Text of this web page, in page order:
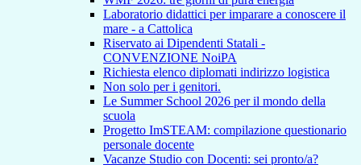
Laboratorio didattici per imparare a conoscere il
mare - a Cattolica
Riservato ai Dipendenti Statali -
CONVENZIONE NoiPA
Richiesta elenco diplomati indirizzo logistica
Non solo per i genitori.
Le Summer School 2026 per il mondo della
scuola
Progetto ImSTEAM: compilazione questionario
personale docente
Vacanze Studio con Docenti: sei pronto/a?